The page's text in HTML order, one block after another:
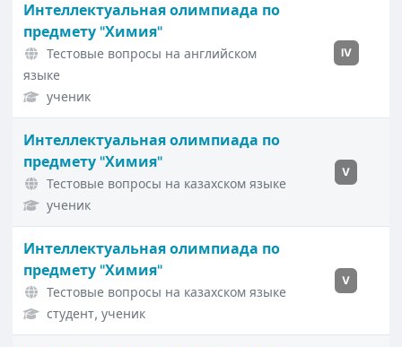
Интеллектуальная олимпиада по
предмету "Химия"
Тестовые вопросы на английском
языке
ученик
IV
Интеллектуальная олимпиада по
предмету "Химия"
Тестовые вопросы на казахском языке
ученик
V
Интеллектуальная олимпиада по
предмету "Химия"
Тестовые вопросы на казахском языке
студент, ученик
V